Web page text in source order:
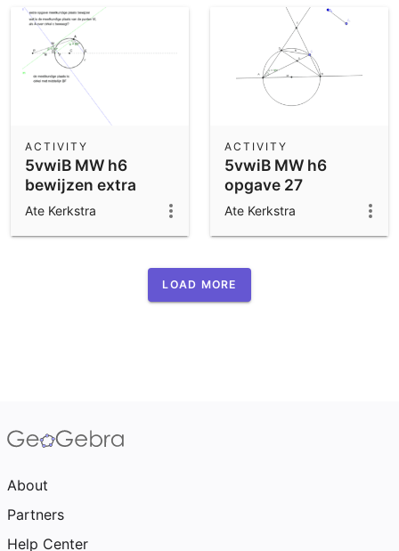
5vwiB MW h6
bewijzen extra
opgave
ACTIVITY
Ate Kerkstra
5vwiB MW h6
opgave 27
ACTIVITY
Ate Kerkstra
LOAD MORE
About
Partners
Help Center